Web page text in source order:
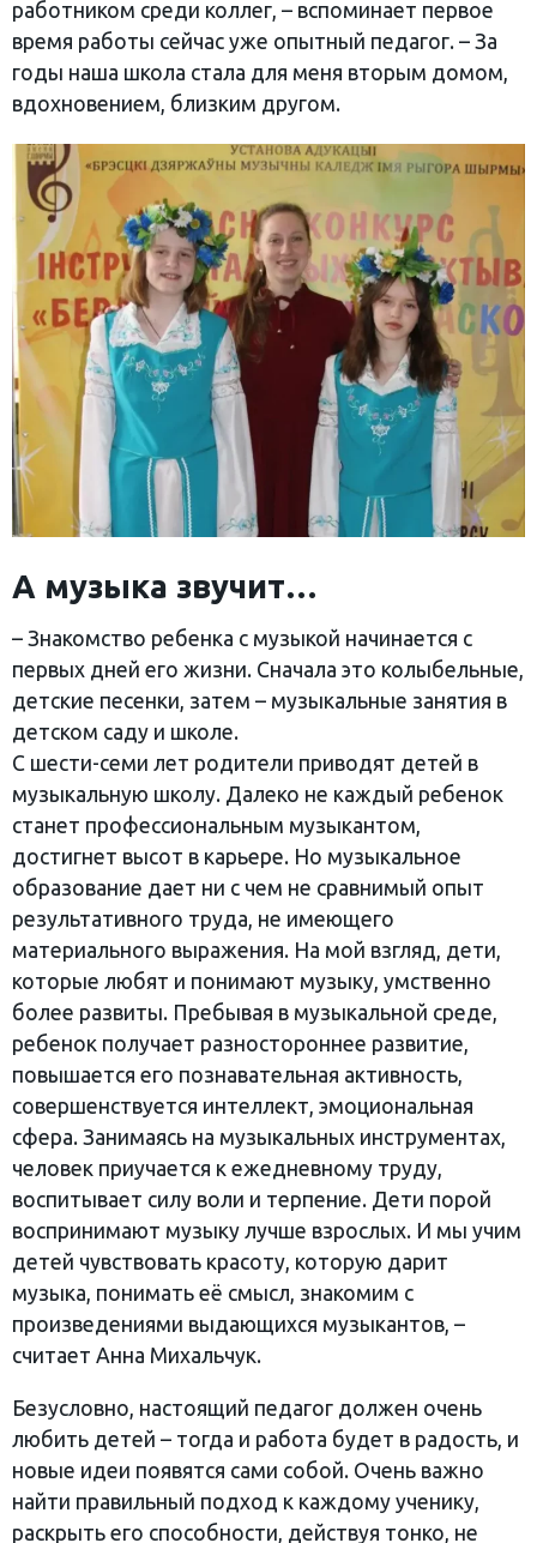
работником среди коллег, – вспоминает первое
время работы сейчас уже опытный педагог. – За
годы наша школа стала для меня вторым домом,
вдохновением, близким другом.
А музыка звучит…
– Знакомство ребенка с музыкой начинается с
первых дней его жизни. Сначала это колыбельные,
детские песенки, затем – музыкальные занятия в
детском саду и школе.
С шести-семи лет родители приводят детей в
музыкальную школу. Далеко не каждый ребенок
станет профессиональным музыкантом,
достигнет высот в карьере. Но музыкальное
образование дает ни с чем не сравнимый опыт
результативного труда, не имеющего
материального выражения. На мой взгляд, дети,
которые любят и понимают музыку, умственно
более развиты. Пребывая в музыкальной среде,
ребенок получает разностороннее развитие,
повышается его познавательная активность,
совершенствуется интеллект, эмоциональная
сфера. Занимаясь на музыкальных инструментах,
человек приучается к ежедневному труду,
воспитывает силу воли и терпение. Дети порой
воспринимают музыку лучше взрослых. И мы учим
детей чувствовать красоту, которую дарит
музыка, понимать её смысл, знакомим с
произведениями выдающихся музыкантов, –
считает Анна Михальчук.
Безусловно, настоящий педагог должен очень
любить детей – тогда и работа будет в радость, и
новые идеи появятся сами собой. Очень важно
найти правильный подход к каждому ученику,
раскрыть его способности, действуя тонко, не